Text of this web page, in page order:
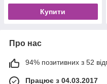
Купити
Про нас
94% позитивних з 52
Працює з 04.03.2017